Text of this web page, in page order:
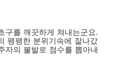
구를 깨끗하게 쳐내는군요.
팽팽한 분위기속에 잘나갔
자의 불발로 점수를 뽑아내